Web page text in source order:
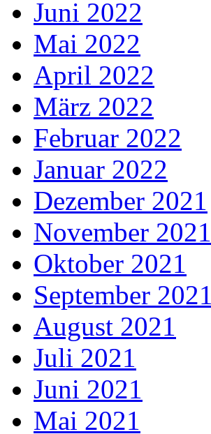
Juni 2022
Mai 2022
April 2022
März 2022
Februar 2022
Januar 2022
Dezember 2021
November 2021
Oktober 2021
September 2021
August 2021
Juli 2021
Juni 2021
Mai 2021